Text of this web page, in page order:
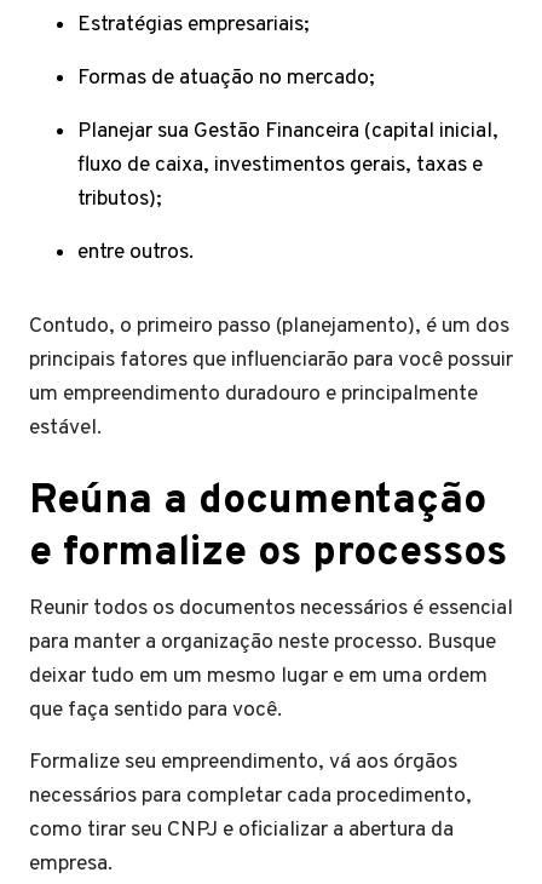
Estratégias empresariais;
Formas de atuação no mercado;
Planejar sua Gestão Financeira (capital inicial,
fluxo de caixa, investimentos gerais, taxas e
tributos);
entre outros.
Contudo, o primeiro passo (planejamento), é um dos
principais fatores que influenciarão para você possuir
um empreendimento duradouro e principalmente
estável.
Reúna a documentação
e formalize os processos
Reunir todos os documentos necessários é essencial
para manter a organização neste processo. Busque
deixar tudo em um mesmo lugar e em uma ordem
que faça sentido para você.
Formalize seu empreendimento, vá aos órgãos
necessários para completar cada procedimento,
como tirar seu CNPJ e oficializar a abertura da
empresa.